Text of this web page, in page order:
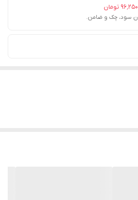
۹۶٬۲۵۰ تومان